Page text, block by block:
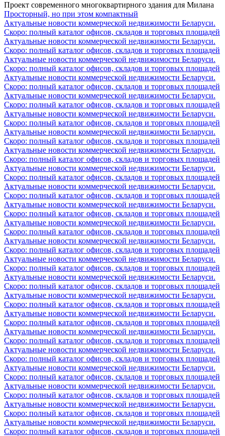
Проект современного многоквартирного здания для Милана
Просторный, но при этом компактный
Актуальные новости коммерческой недвижимости Беларуси.
Скоро: полный каталог офисов, складов и торговых площадей
Актуальные новости коммерческой недвижимости Беларуси.
Скоро: полный каталог офисов, складов и торговых площадей
Актуальные новости коммерческой недвижимости Беларуси.
Скоро: полный каталог офисов, складов и торговых площадей
Актуальные новости коммерческой недвижимости Беларуси.
Скоро: полный каталог офисов, складов и торговых площадей
Актуальные новости коммерческой недвижимости Беларуси.
Скоро: полный каталог офисов, складов и торговых площадей
Актуальные новости коммерческой недвижимости Беларуси.
Скоро: полный каталог офисов, складов и торговых площадей
Актуальные новости коммерческой недвижимости Беларуси.
Скоро: полный каталог офисов, складов и торговых площадей
Актуальные новости коммерческой недвижимости Беларуси.
Скоро: полный каталог офисов, складов и торговых площадей
Актуальные новости коммерческой недвижимости Беларуси.
Скоро: полный каталог офисов, складов и торговых площадей
Актуальные новости коммерческой недвижимости Беларуси.
Скоро: полный каталог офисов, складов и торговых площадей
Актуальные новости коммерческой недвижимости Беларуси.
Скоро: полный каталог офисов, складов и торговых площадей
Актуальные новости коммерческой недвижимости Беларуси.
Скоро: полный каталог офисов, складов и торговых площадей
Актуальные новости коммерческой недвижимости Беларуси.
Скоро: полный каталог офисов, складов и торговых площадей
Актуальные новости коммерческой недвижимости Беларуси.
Скоро: полный каталог офисов, складов и торговых площадей
Актуальные новости коммерческой недвижимости Беларуси.
Скоро: полный каталог офисов, складов и торговых площадей
Актуальные новости коммерческой недвижимости Беларуси.
Скоро: полный каталог офисов, складов и торговых площадей
Актуальные новости коммерческой недвижимости Беларуси.
Скоро: полный каталог офисов, складов и торговых площадей
Актуальные новости коммерческой недвижимости Беларуси.
Скоро: полный каталог офисов, складов и торговых площадей
Актуальные новости коммерческой недвижимости Беларуси.
Скоро: полный каталог офисов, складов и торговых площадей
Актуальные новости коммерческой недвижимости Беларуси.
Скоро: полный каталог офисов, складов и торговых площадей
Актуальные новости коммерческой недвижимости Беларуси.
Скоро: полный каталог офисов, складов и торговых площадей
Актуальные новости коммерческой недвижимости Беларуси.
Скоро: полный каталог офисов, складов и торговых площадей
Актуальные новости коммерческой недвижимости Беларуси.
Скоро: полный каталог офисов, складов и торговых площадей